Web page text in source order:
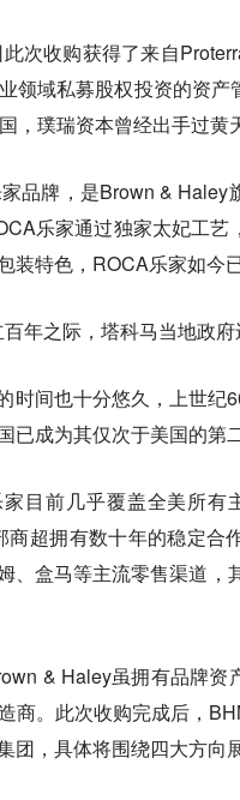
次收购获得了来自
领域私募股权投资的资
，璞瑞资本曾经出手过
品牌，是Brown &
乐家通过独家太妃工
装特色，ROCA乐家如今
年之际，塔科马当地政府
时间也十分悠久，上世
已成为其仅次于美国的第
目前几乎覆盖全美所有
商超拥有数十年的稳定
、盒马等主流零售渠道，
& Haley虽拥有品牌
商。此次收购完成后，
团，具体将围绕四大方向